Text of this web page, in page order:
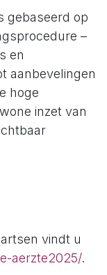
gebaseerd op
–
en
aanbevelingen
hoge
inzet van
vindt u
aerzte2025/.